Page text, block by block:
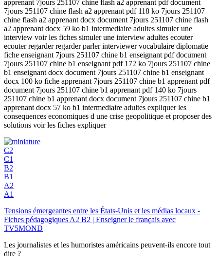
apprenant 7jours 251107 chine flash a2 apprenant pdf document
7jours 251107 chine flash a2 apprenant pdf 118 ko 7jours 251107
chine flash a2 apprenant docx document 7jours 251107 chine flash
a2 apprenant docx 59 ko b1 intermediaire adultes simuler une
interview voir les fiches simuler une interview adultes ecouter
ecouter regarder regarder parler interviewer vocabulaire diplomatie
fiche enseignant 7jours 251107 chine b1 enseignant pdf document
7jours 251107 chine b1 enseignant pdf 172 ko 7jours 251107 chine
b1 enseignant docx document 7jours 251107 chine b1 enseignant
docx 100 ko fiche apprenant 7jours 251107 chine b1 apprenant pdf
document 7jours 251107 chine b1 apprenant pdf 140 ko 7jours
251107 chine b1 apprenant docx document 7jours 251107 chine b1
apprenant docx 57 ko b1 intermediaire adultes expliquer les
consequences economiques d une crise geopolitique et proposer des
solutions voir les fiches expliquer
C2
C1
B2
B1
A2
A1
Tensions émergeantes entre les États-Unis et les médias locaux -
Fiches pédagogiques A2 B2 | Enseigner le français avec
TV5MOND
Les journalistes et les humoristes américains peuvent-ils encore tout
dire ?